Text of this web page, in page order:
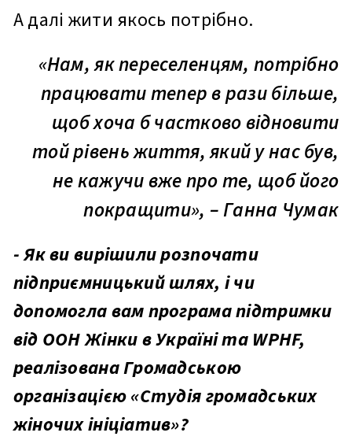
А далі жити якось потрібно.
«Нам, як переселенцям, потрібно
працювати тепер в рази більше,
щоб хоча б частково відновити
той рівень життя, який у нас був,
не кажучи вже про те, щоб його
покращити», – Ганна Чумак
- Як ви вирішили розпочати
підприємницький шлях, і чи
допомогла вам програма підтримки
від ООН Жінки в Україні та WPHF,
реалізована Громадською
організацією «Студія громадських
жіночих ініціатив»?